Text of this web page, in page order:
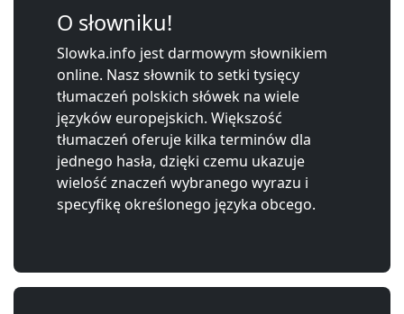
O słowniku!
Slowka.info jest darmowym słownikiem
online. Nasz słownik to setki tysięcy
tłumaczeń polskich słówek na wiele
języków europejskich. Większość
tłumaczeń oferuje kilka terminów dla
jednego hasła, dzięki czemu ukazuje
wielość znaczeń wybranego wyrazu i
specyfikę określonego języka obcego.